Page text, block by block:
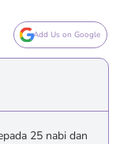
Add Us on Google
25 nabi dan